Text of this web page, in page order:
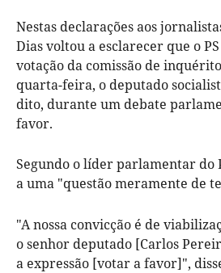
Nestas declarações aos
Dias voltou a esclarecer que o
votação da comissão de
quarta-feira, o deputado
dito, durante um debate
favor.
Segundo o líder parlamentar do
a uma "questão meramente de
"A nossa convicção é de
o senhor deputado [Carlos
a expressão [votar a favor]",